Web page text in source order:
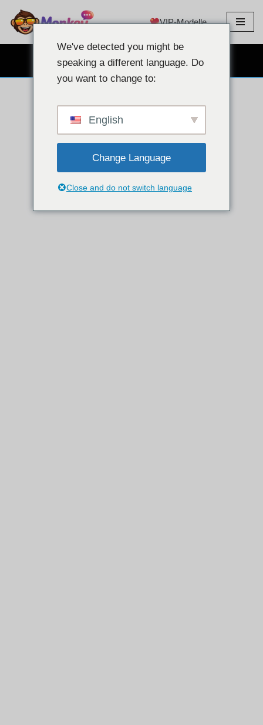
Zum
Inhalt
VIP-Modelle
KOSTENLOSER WEBCAM-CHAT
We've detected you might be
speaking a different language. Do
you want to change to:
English
Change Language
Close and do not switch language